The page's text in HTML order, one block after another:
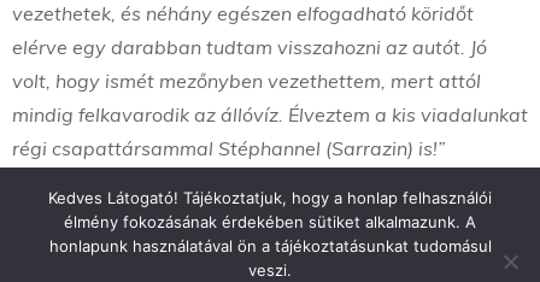
vezethetek, és néhány egészen elfogadható köridőt
elérve egy darabban tudtam visszahozni az autót. Jó
volt, hogy ismét mezőnyben vezethettem, mert attól
mindig felkavarodik az állóvíz. Élveztem a kis viadalunkat
régi csapattársammal Stéphannel (Sarrazin) is!”
Kedves Látogató! Tájékoztatjuk, hogy a honlap felhasználói
élmény fokozásának érdekében sütiket alkalmazunk. A
honlapunk használatával ön a tájékoztatásunkat tudomásul
veszi.